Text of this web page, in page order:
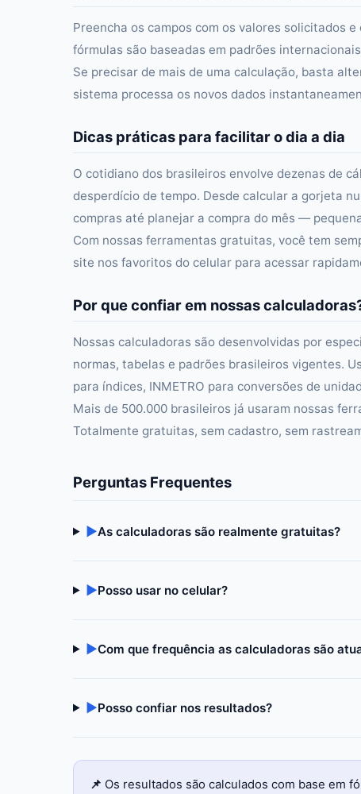
Preencha os campos com os valores solicitados
fórmulas são baseadas em padrões
Se precisar de mais de uma calculação, basta
sistema processa os novos dados
Dicas práticas para facilitar o dia a dia
O cotidiano dos brasileiros envolve dezenas de
desperdício de tempo. Desde calcular a gorjeta
compras até planejar a compra do mês —
Com nossas ferramentas gratuitas, você tem
site nos favoritos do celular para acessar
Por que confiar em nossas
Nossas calculadoras são desenvolvidas por
normas, tabelas e padrões brasileiros vigentes.
para índices, INMETRO para conversões de
Mais de 500.000 brasileiros já usaram nossas
Totalmente gratuitas, sem cadastro, sem
Perguntas Frequentes
▶As calculadoras são realmente gratuitas?
▶Posso usar no celular?
▶Com que frequência as calculadoras são
▶Posso confiar nos resultados?
📌 Os resultados são calculados com base em